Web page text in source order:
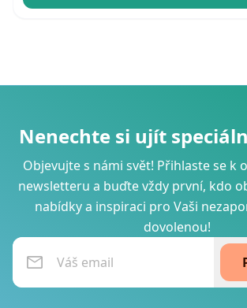
Nenechte si ujít
Objevujte s námi svět! Přihlaste se k
newsletteru a buďte vždy první, kdo
nabídky a inspiraci pro Vaši
dovolenou!